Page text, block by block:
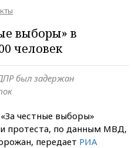
выборы» в
человек
был задержан
честные выборы»
протеста, по данным МВД,
передает РИА